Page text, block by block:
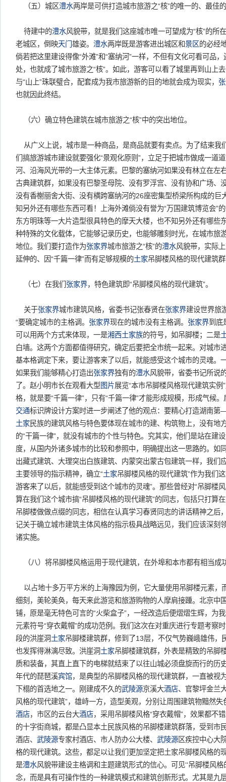
（五）城区澧水两岸是可供打造城市旅游之“核”的唯一的、最佳
待建中的澧水风貌带，就是我们这座城市唯一可望成为“核”的所
老城区，倒映天门 雄姿。 澧水两岸既是游客进出城区和景区的必经
倘若把这里建设得像“外滩”和“塞纳河”一样，不但有文化可看可品
处，也就成了城市旅游之“核”。如此，游客可以看了城里再到山上
与“山上”珠联璧合，配套成为我市旅游新的目的地就会成为现实，
也就因此终结。
（六）确立特色建筑在城市旅游之“核”中的突出地位。
从广义上说，城市是一种商品，是商品就要有卖点。为了结束我
们搞旅游城市建设就要强化“景观化原则”，立足于把城市做成一道
河、沿海风光带的一大主体元素。巴黎的塞纳河如果没有林立在左
古典建筑群，如果没有巴黎圣母院、没有罗浮宫、没有协和广场、
没有香榭丽舍大街、没有横跨塞纳河的26座密集型桥梁所构成的巨
知另外还有哪些东西可看！上海外滩倘没有誉为“万国建筑博览会”
东方明珠等一大片造型很具特色的摩天大楼，也不知另外还有哪些
种特殊的文化载体，它能够记录历史，也能够雕刻时光，在城市旅
地位。我们要打造作为张家界城市旅游之“核”的澧水风貌带，实际
延伸的、因“千篇一律”而有足够规模的土家吊脚楼风格的现代建筑
（七）在我们 张家界，特色建筑即“吊脚楼风格的现代建筑”。
关于张家界城市建筑风格，省委书记张春贤在张家界建设世界旅
“要确定城市的主格调。 张家界现在的城市没有主格调。 张家界到底
可以用两个方式来体现，一是湘西土家族的符号，如吊脚楼；二是
白墙。这两个方面都值得研究，确定后要把全市统一起来。对城市
基本格调定下来，要让游客来了以后，就能感受这个城市的灵魂。
如果我们能够精心打造出张家界独有的澧水风貌带，省委书记所说
了。赵小明市长在观看大型图片展览“本市吊脚楼风格现代建筑实
格，就是要“千篇一律”，只有“千篇一律”才能形成规模，形成气候
交通标识牌设计方案时进一步阐述了他的观点：要精心打造湖南
土家民族的建筑风格与特色要体现在城市的建、构筑物上，没有地
的“干篇一律”，就没有城市的个性与特色。究其实，他们是站在建
度，从国内外诸多城市的比较和参照中，明确提出这一思路的。如
出藏式建筑、大理突出白族建筑、内蒙突出蒙古包建筑一样，我们
主要领导的指示精神，确立“土家吊脚楼风格的现代建筑”作为我们
游客来了以后，就能感受到这个城市的灵魂”。那些曾经对“吊脚楼
算在我们这个城市搞“吊脚楼风格的现代建筑”的同志，包括只打算
吊脚楼做做点缀的同志，相信在认真学习春贤同志的讲话精神之后
记关于确立城市建筑主体风格的指示极具战略远见，我们应该深刻
诸实施。
（八）将吊脚楼风格运用于现代建筑，在外埠和本市都有相当成
以占地十多万平方米的上海豫园为例，它大量使用吊脚楼元素，
细刻，美轮美奂，每天来此游览和旅游购物的人摩肩接踵。北京中
铺，原是毫无特色可言的“火柴盒子”，一经改造后便熠熠生辉，为
元素符号“穿衣戴帽”的成功范例。我们这次在对重庆进行专题考察
段的洪崖洞土家吊脚楼建筑群，修到了13层，不仅气势巍峨雄伟，
也发挥得淋漓尽致。洪崖洞土家吊脚楼建筑群，外表是精致的吊脚
质和装备，其直上直下的电梯就结束了以往山城必须盘旋而行的历
年代的琵琶溪宾馆，是典型的吊脚楼风格的现代建筑群，一直被视
下榻的首选地之一。刚建成不久的武陵源京溪大酒店、官黎坪金兰
风格的现代建筑”，雄峙一方，造型美观，分别让周围建筑物黯然失
酒店，市区的云台大酒店，采用吊脚楼风格“穿衣戴帽”，效果都不
的十字街商城，都是凸显本土民族风格的吊脚楼建筑群落，受到市
酒店、 武陵源专家村酒店、市人防办公大楼、 武陵源区疾控中心大
格的现代建筑。这些，都足以让我们更加坚定把土家吊脚楼风格的
是澧水风貌带建设主格调和主题建筑形式的信心。可见‘‘吊脚楼风
念，而是具有可操作性的一种建筑模式和建筑创新形式。尤其是九